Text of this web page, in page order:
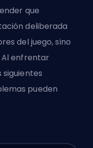
que
deliberada
del juego, sino
enfrentar
siguientes
pueden